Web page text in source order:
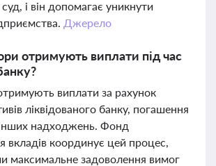
суд, і він допомагає уникнути
Джерело
отримують виплати під час
виплати за рахунок
ліквідованого банку, погашення
інших надходжень. Фонд
вкладів координує цей процес,
максимальне задоволення вимог